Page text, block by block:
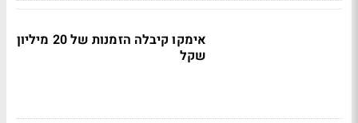
אימקו קיבלה הזמנות של 20 מיליון
שקל